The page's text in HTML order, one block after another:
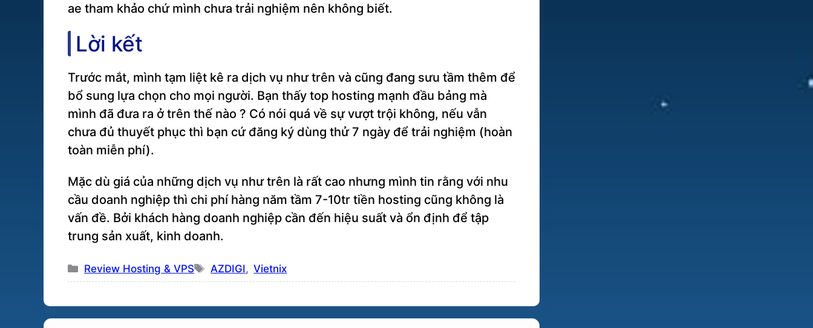
ae tham khảo chứ mình chưa trải nghiệm nên không biết.
Lời kết
Trước mắt, mình tạm liệt kê ra dịch vụ như trên và cũng đang sưu tầm thêm để
bổ sung lựa chọn cho mọi người. Bạn thấy top hosting mạnh đầu bảng mà
mình đã đưa ra ở trên thế nào ? Có nói quá về sự vượt trội không, nếu vẫn
chưa đủ thuyết phục thì bạn cứ đăng ký dùng thử 7 ngày để trải nghiệm (hoàn
toàn miễn phí).
Mặc dù giá của những dịch vụ như trên là rất cao nhưng mình tin rằng với nhu
cầu doanh nghiệp thì chi phí hàng năm tầm 7-10tr tiền hosting cũng không là
vấn đề. Bởi khách hàng doanh nghiệp cần đến hiệu suất và ổn định để tập
trung sản xuất, kinh doanh.
Danh
mục
Review Hosting & VPS Thẻ
AZDIGI, Vietnix